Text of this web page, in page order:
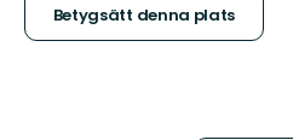
stjärnor
Betygsätt denna plats